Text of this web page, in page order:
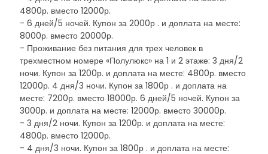
4800р. вместо 12000р.
- 6 дней/5 ночей. Купон за 2000р . и доплата на месте:
8000р. вместо 20000р.
- Проживание без питания для трех человек в
трехместном номере «Полулюкс» на 1 и 2 этаже: 3 дня/2
ночи. Купон за 1200р. и доплата на месте: 4800р. вместо
12000р. 4 дня/3 ночи. Купон за 1800р . и доплата на
месте: 7200р. вместо 18000р. 6 дней/5 ночей. Купон за
3000р. и доплата на месте: 12000р. вместо 30000р.
- 3 дня/2 ночи. Купон за 1200р. и доплата на месте:
4800р. вместо 12000р.
- 4 дня/3 ночи. Купон за 1800р . и доплата на месте: